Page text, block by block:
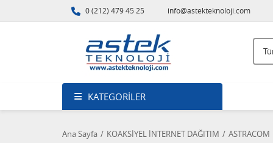
0 (212) 479 45 25 info@astekteknoloji.com
KATEGORILER
Ana Sayfa KOAKSİYEL İNTERNET DAĞITIM ASTRACOM